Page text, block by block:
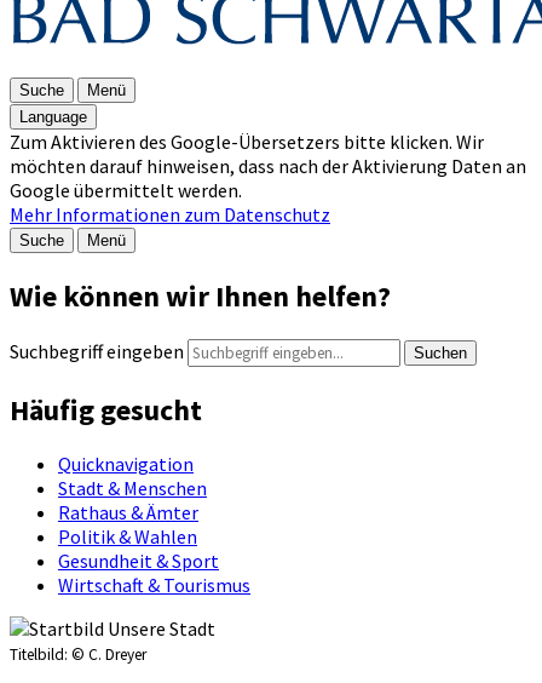
Suche
Menü
Language
Zum Aktivieren des Google-Übersetzers bitte klicken. Wir
möchten darauf hinweisen, dass nach der Aktivierung Daten an
Google übermittelt werden.
Mehr Informationen zum Datenschutz
Suche Menü
Wie können wir Ihnen helfen?
Suchbegriff eingeben Suchen
Häufig gesucht
Quicknavigation
Stadt & Menschen
Rathaus & Ämter
Politik & Wahlen
Gesundheit & Sport
Wirtschaft & Tourismus
Titelbild: © C. Dreyer